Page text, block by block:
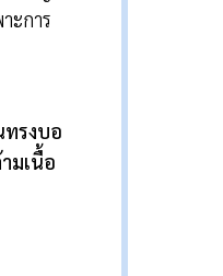
ะการ
รงบอ
มเนื้อ